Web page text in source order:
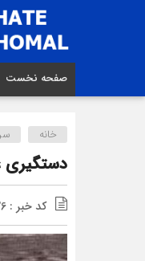
صفحه نخست
خانه
دستگیری
کد خبر : 18126